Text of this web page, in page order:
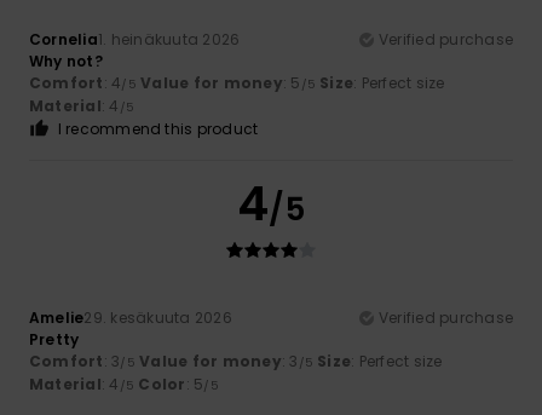
Cornelia1. heinäkuuta 2026
Verified purchase
Why not?
Comfort: 4/5 Value for money: 5 /5 Size: Perfect size
Material: 4 /5
I recommend this product
4/5
Amelie29. kesäkuuta 2026
Verified purchase
Pretty
Comfort: 3/5 Value for money: 3 /5 Size: Perfect size
Material: 4 /5 Color: 5/5